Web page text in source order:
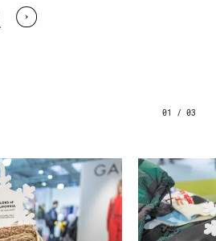
01 / 03